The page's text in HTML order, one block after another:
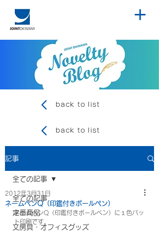
back to list
back to list
記事
全ての記事
定番商品
文房具・オフィスグッズ
全ての記事
ネームペンQ（印鑑付きボールペン）
2012年3月31日
ネームペンQ（印鑑付きボールペン）に１色パッ
ト印刷です。